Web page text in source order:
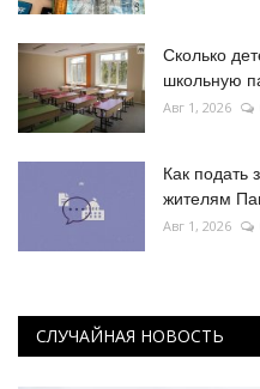
Сколько
школьную
Авг 1, 2026
Как подать
жителям
Авг 1, 2026
СЛУЧАЙНАЯ НОВОСТЬ